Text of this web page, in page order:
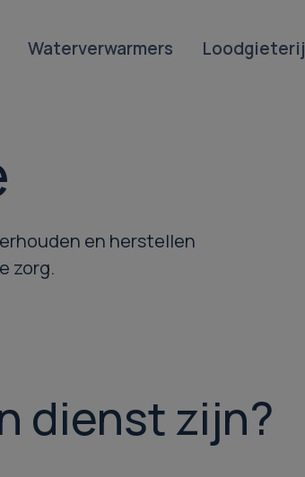
Waterverwarmers Loodgieterij
en herstellen
zorg.
dienst zijn?